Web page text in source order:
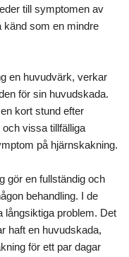
till symptomen av
känd som en mindre
en huvudvärk, verkar
för sin huvudskada.
kort stund efter
vissa tillfälliga
på hjärnskakning.
gör en fullständig och
behandling. I de
långsiktiga problem. Det
haft en huvudskada,
för ett par dagar